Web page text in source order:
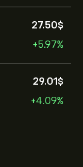
27.50‎$‎
+5.97%
29.01‎$‎
+4.09%